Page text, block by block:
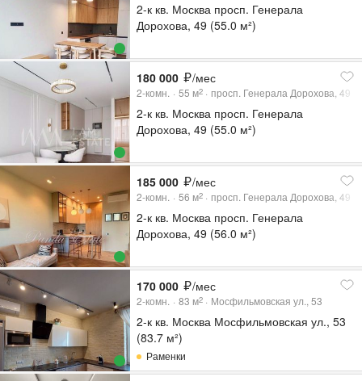
2-к кв. Москва просп. Генерала
Дорохова, 49 (55.0 м²)
180 000 /мес
2-комн. 55 м2 просп. Генерала Дорохова, 49
2-к кв. Москва просп. Генерала
Дорохова, 49 (55.0 м²)
185 000 /мес
2-комн. 56 м2 просп. Генерала Дорохова, 49
2-к кв. Москва просп. Генерала
Дорохова, 49 (56.0 м²)
170 000 /мес
2-комн. 83 м2 Мосфильмовская ул., 53
2-к кв. Москва Мосфильмовская ул., 53
(83.7 м²)
Раменки